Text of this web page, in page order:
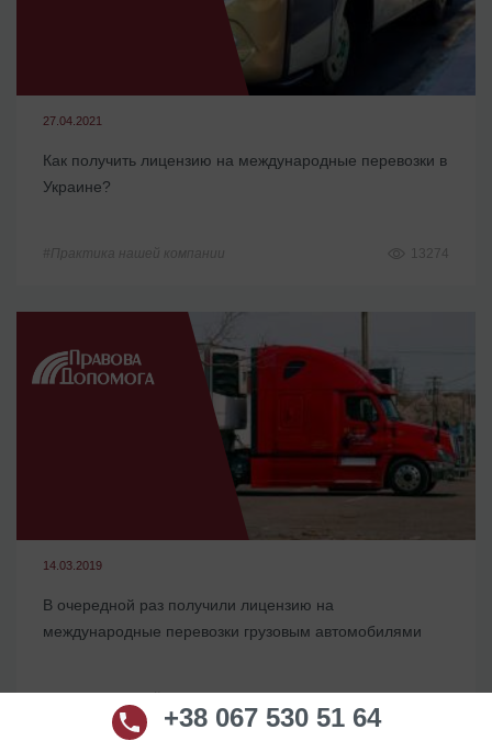
27.04.2021
Как получить лицензию на международные перевозки в
Украине?
#Практика нашей компании 13274
14.03.2019
В очередной раз получили лицензию на
международные перевозки грузовым автомобилями
+38 067 530 51 64